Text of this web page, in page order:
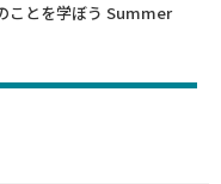
ことを学ぼう Summer